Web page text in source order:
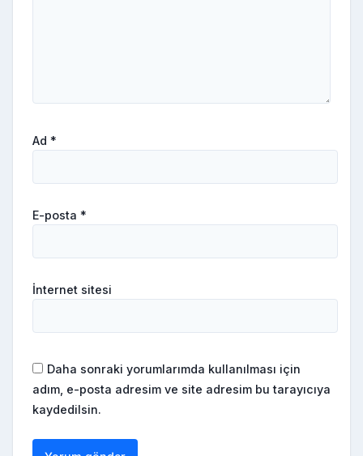
Ad *
E-posta *
İnternet sitesi
Daha sonraki yorumlarımda kullanılması için
adım, e-posta adresim ve site adresim bu tarayıcıya
kaydedilsin.